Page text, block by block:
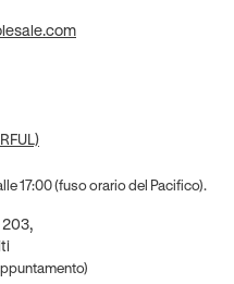
17:00 (fuso orario del Pacifico).
203,